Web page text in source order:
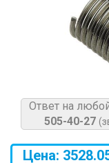
Ответ на
505-40-27
Цена: